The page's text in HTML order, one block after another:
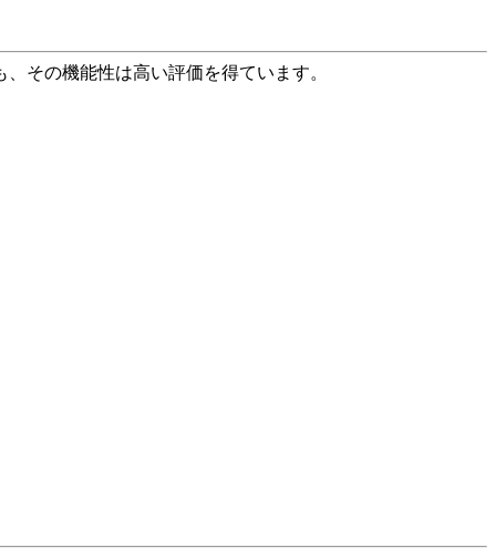
その機能性は高い評価を得ています。